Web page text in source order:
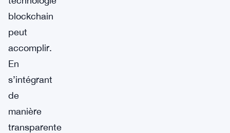
blockchain
peut
accomplir.
En
s’intégrant
de
manière
transparente